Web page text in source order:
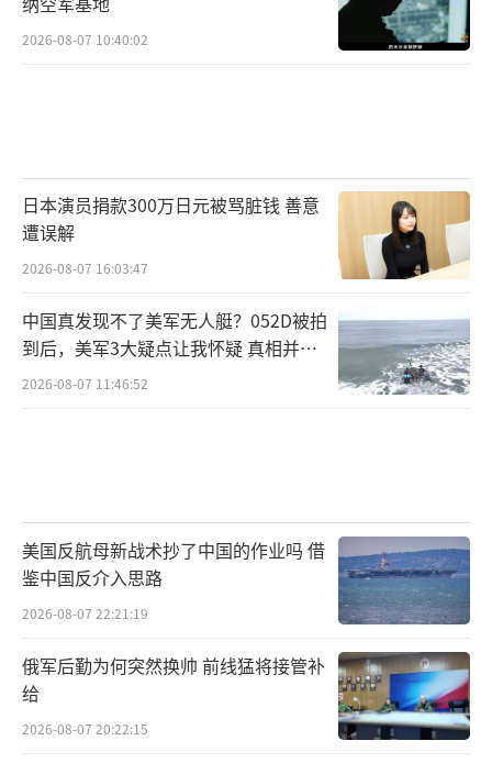
2026-08-07 10:40:02
日本演员捐款300万日元被骂脏钱 善意
遭误解
2026-08-07 16:03:47
中国真发现不了美军无人艇？052D被拍
到后，美军3大疑点让我怀疑 真相并非
如此
2026-08-07 11:46:52
美国反航母新战术抄了中国的作业吗 借
鉴中国反介入思路
2026-08-07 22:21:19
俄军后勤为何突然换帅 前线猛将接管补
给
2026-08-07 20:22:15